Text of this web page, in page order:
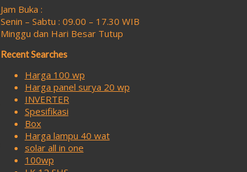
Jam Buka :
Senin – Sabtu : 09.00 – 17.30 WIB
Minggu dan Hari Besar Tutup
Recent Searches
Harga 100 wp
Harga panel surya 20 wp
INVERTER
Spesifikasi
Box
Harga lampu 40 wat
solar all in one
100wp